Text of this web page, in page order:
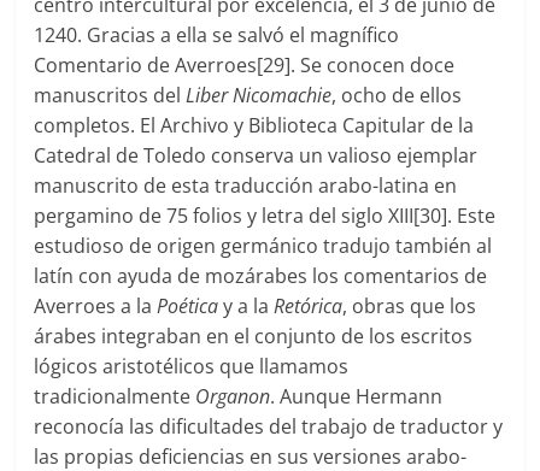
1240. Gracias a ella se salvó el magnífico
Comentario de Averroes[29]. Se conocen doce
manuscritos delLiber Nicomachie, ocho de ellos
completos. El Archivo y Biblioteca Capitular de la
Catedral de Toledo conserva un valioso ejemplar
manuscrito de esta traducción arabo-latina en
pergamino de 75 folios y letra del siglo XIII[30]. Este
estudioso de origen germánico tradujo también al
latín con ayuda de mozárabes los comentarios de
Averroes a laPoéticay a laRetórica, obras que los
árabes integraban en el conjunto de los escritos
lógicos aristotélicos que llamamos
tradicionalmente Organon. Aunque Hermann
reconocía las dificultades del trabajo de traductor y
las propias deficiencias en sus versiones arabo-